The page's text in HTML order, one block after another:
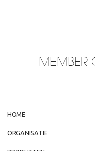
MEMBER
HOME
ORGANISATIE